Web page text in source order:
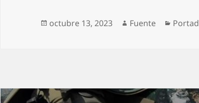
Publicado
octubre 13, 2023 Autor
Fuente
Navegación